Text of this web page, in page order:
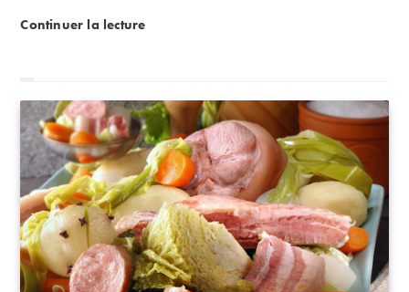
Continuer la lectureBeaujolais : 10 crus, qui l’eût cru ?